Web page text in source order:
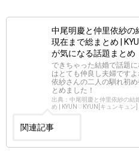
中尾明慶と仲里依紗の
現在まで総まとめ |
が気になる話題まとめ
できちゃった結婚で話題
はとても仲良し夫婦です
依紗さんの二人の馴れ初
とめました！
出典：中尾明慶と仲里依紗の結
め | KYUN♡KYUN[キュンキュン
関連記事